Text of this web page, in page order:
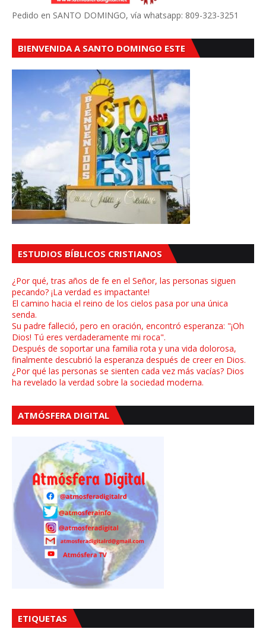
Pedido en SANTO DOMINGO, vía whatsapp: 809-323-3251
BIENVENIDA A SANTO DOMINGO ESTE
ESTUDIOS BÍBLICOS CRISTIANOS
¿Por qué, tras años de fe en el Señor, las personas siguen
pecando? ¡La verdad es impactante!
El camino hacia el reino de los cielos pasa por una única
senda.
Su padre falleció, pero en oración, encontró esperanza: "¡Oh
Dios! Tú eres verdaderamente mi roca".
Después de soportar una familia rota y una vida dolorosa,
finalmente descubrió la esperanza después de creer en Dios.
¿Por qué las personas se sienten cada vez más vacías? Dios
ha revelado la verdad sobre la sociedad moderna.
ATMÓSFERA DIGITAL
ETIQUETAS